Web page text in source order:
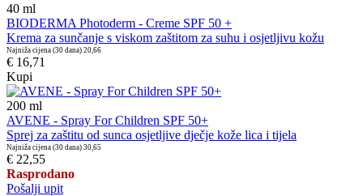
40 ml
BIODERMA Photoderm - Creme SPF 50 +
Krema za sunčanje s viskom zaštitom za suhu i osjetljivu kožu
Najniža cijena (30 dana) 20,66
€ 16,71
Kupi
200 ml
AVENE - Spray For Children SPF 50+
Sprej za zaštitu od sunca osjetljive dječje kože lica i tijela
Najniža cijena (30 dana) 30,65
€ 22,55
Rasprodano
Pošalji upit